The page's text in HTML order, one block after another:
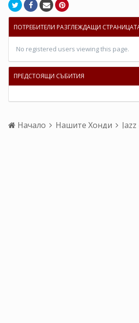
ПОТРЕБИТЕЛИ РАЗГЛЕЖДАЩИ
No registered users viewing this page.
ПРЕДСТОЯЩИ СЪБИТИЯ
Начало Нашите Хонди